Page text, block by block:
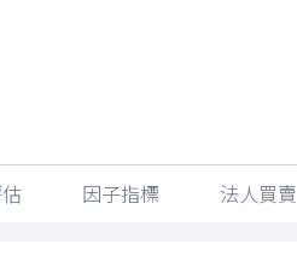
因子指標 法人買賣